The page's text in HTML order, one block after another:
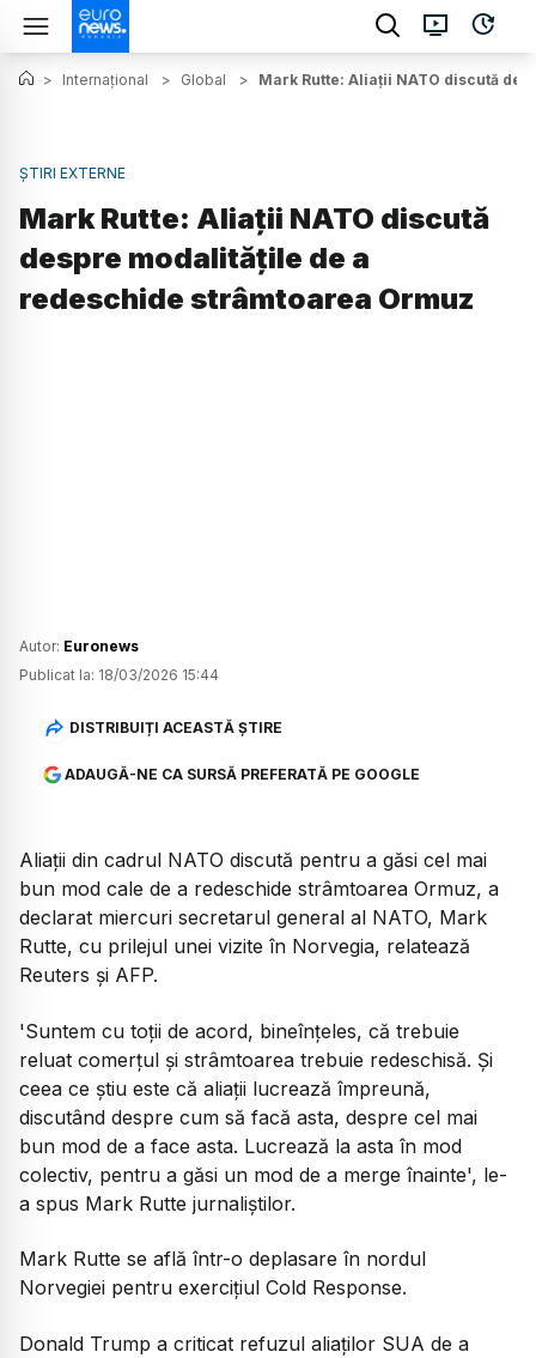
> Internațional > Global > Mark Rutte: Aliații NATO discută
ȘTIRI EXTERNE
Mark Rutte: Aliații NATO discută
despre modalitățile de a
redeschide strâmtoarea Ormuz
Autor: Euronews
Publicat la: 18/03/2026 15:44
DISTRIBUIȚI ACEASTĂ ȘTIRE
ADAUGĂ-NE CA SURSĂ PREFERATĂ PE GOOGLE
Aliații din cadrul NATO discută pentru a găsi cel mai
bun mod cale de a redeschide strâmtoarea Ormuz, a
declarat miercuri secretarul general al NATO, Mark
Rutte, cu prilejul unei vizite în Norvegia, relatează
Reuters și AFP.
'Suntem cu toții de acord, bineînțeles, că trebuie
reluat comerțul și strâmtoarea trebuie redeschisă. Și
ceea ce știu este că aliații lucrează împreună,
discutând despre cum să facă asta, despre cel mai
bun mod de a face asta. Lucrează la asta în mod
colectiv, pentru a găsi un mod de a merge înainte', le-
a spus Mark Rutte jurnaliștilor.
Mark Rutte se află într-o deplasare în nordul
Norvegiei pentru exercițiul Cold Response.
Donald Trump a criticat refuzul aliaților SUA de a